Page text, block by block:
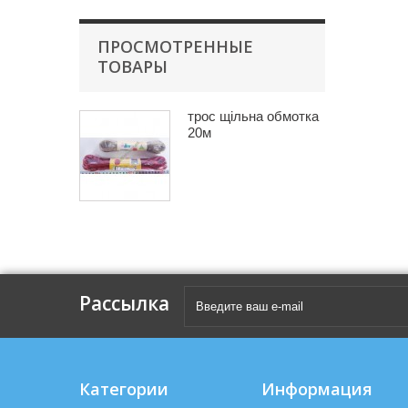
ПРОСМОТРЕННЫЕ
ТОВАРЫ
трос щільна обмотка
20м
Рассылка
Категории Информация